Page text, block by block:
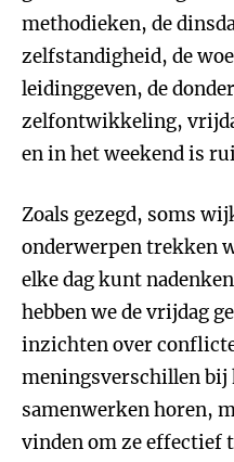
methodieken, de
zelfstandigheid, de
leidinggeven, de
zelfontwikkeling,
en in het weekend is
Zoals gezegd, soms
onderwerpen trekken
elke dag kunt
hebben we de vrijdag
inzichten over
meningsverschillen bij
samenwerken horen,
vinden om ze effectief